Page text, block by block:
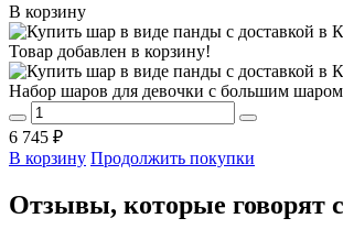
В корзину
Товар добавлен в корзину!
Набор шаров для девочки с большим
6 745 ₽
В корзину Продолжить покупки
Отзывы, которые говорят